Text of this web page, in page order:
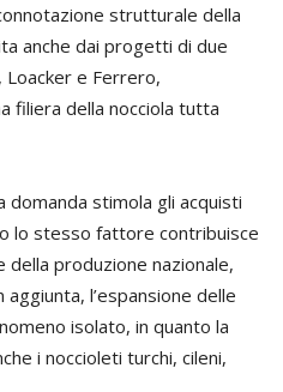
strutturale della
anche dai progetti di due
Loacker e Ferrero,
filiera della nocciola tutta
domanda stimola gli acquisti
lo stesso fattore contribuisce
produzione nazionale,
l’espansione delle
isolato, in quanto la
i noccioleti turchi, cileni,